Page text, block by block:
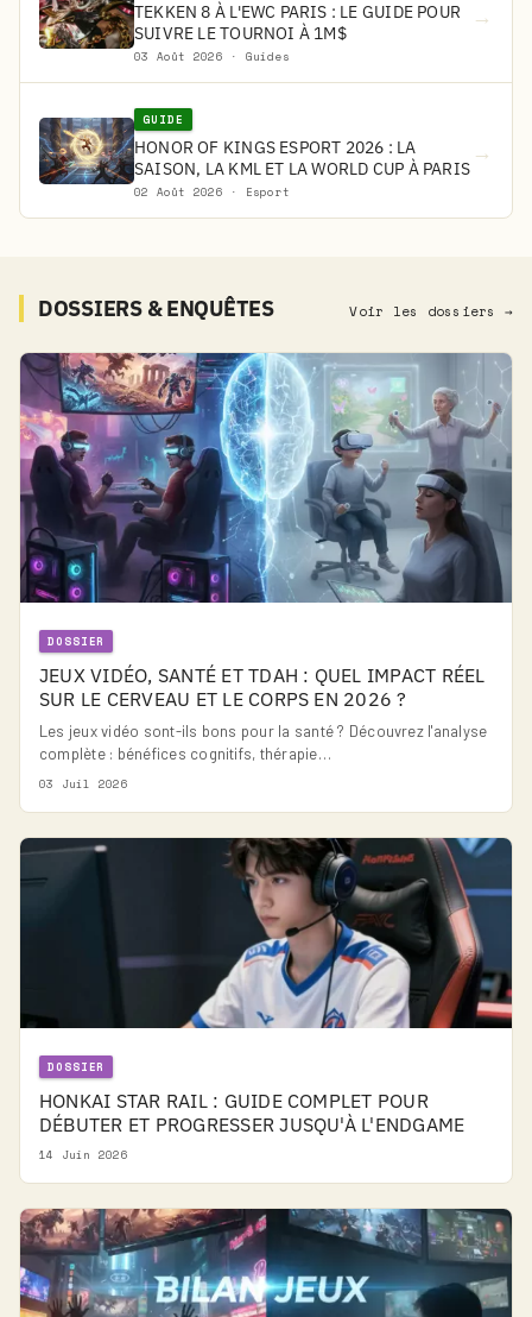
TEKKEN 8 À L'EWC PARIS : LE GUIDE POUR
SUIVRE LE TOURNOI À 1M$
03 Août 2026 · Guides
→
GUIDE
HONOR OF KINGS ESPORT 2026 : LA
SAISON, LA KML ET LA WORLD CUP À PARIS
02 Août 2026 · Esport
→
DOSSIERS & ENQUÊTES Voir les dossiers →
DOSSIER
JEUX VIDÉO, SANTÉ ET TDAH : QUEL IMPACT RÉEL
SUR LE CERVEAU ET LE CORPS EN 2026 ?
Les jeux vidéo sont-ils bons pour la santé ? Découvrez l'analyse
complète : bénéfices cognitifs, thérapie…
03 Juil 2026
DOSSIER
HONKAI STAR RAIL : GUIDE COMPLET POUR
DÉBUTER ET PROGRESSER JUSQU'À L'ENDGAME
14 Juin 2026